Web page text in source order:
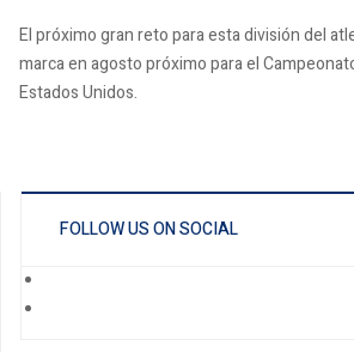
El próximo gran reto para esta división del
marca en agosto próximo para el
Estados Unidos.
FOLLOW US ON SOCIAL